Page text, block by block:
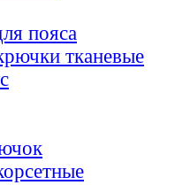
пояса
тканевые